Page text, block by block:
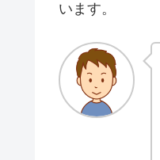
います。